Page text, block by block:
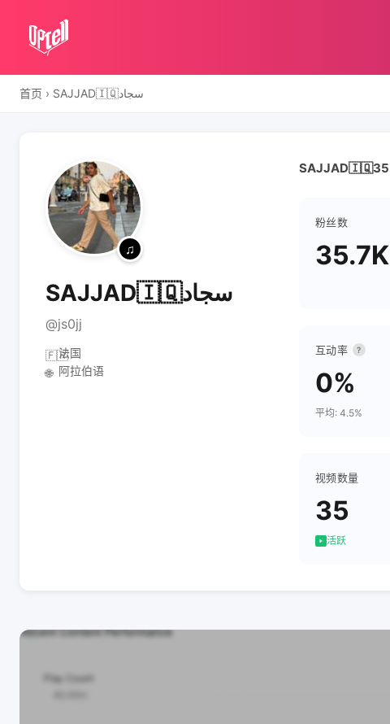
首页 › SAJJAD🇮🇶سجاد
SAJJAD🇮🇶سجاد
@js0jj
🇫🇷法国
🌐 阿拉伯语
粉丝数
35.7K
互动率 ?
0%
平均: 4.5%
视频数量
35
活跃